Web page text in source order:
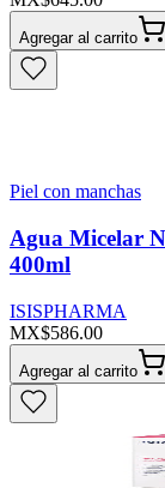
Agregar al carrito
Piel con manchas
Agua Micelar
400ml
ISISPHARMA
MX$586.00
Agregar al carrito